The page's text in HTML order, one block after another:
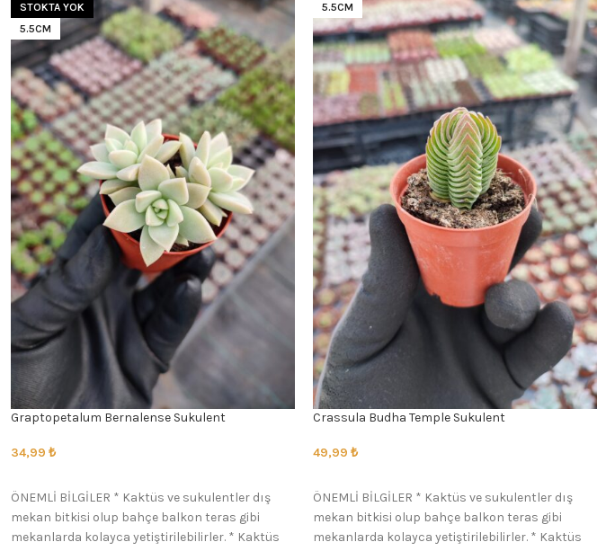
STOKTA YOK
5.5CM
Graptopetalum Bernalense Sukulent
34,99 ₺
ÖNEMLİ BİLGİLER * Kaktüs ve sukulentler dış
mekan bitkisi olup bahçe balkon teras gibi
mekanlarda kolayca yetiştirilebilirler. * Kaktüs
5.5CM
Crassula Budha Temple Sukulent
49,99 ₺
ÖNEMLİ BİLGİLER * Kaktüs ve sukulentler dış
mekan bitkisi olup bahçe balkon teras gibi
mekanlarda kolayca yetiştirilebilirler. * Kaktüs